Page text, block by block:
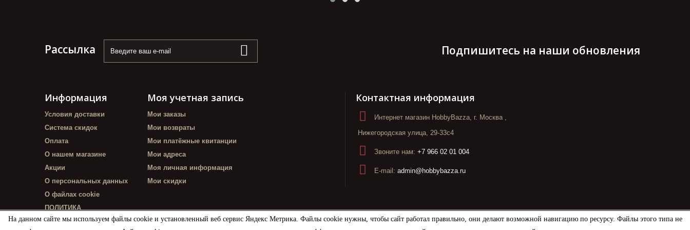
На данном сайте мы используем файлы cookie и установленный веб сервис Яндекс Метрика. Файлы cookie нужны, чтобы сайт работал правильно, они делают возможной навигацию по ресурсу. Файлы этого типа не
Рассылка Подпишитесь на наши обновления
Информация
Условия доставки
Система скидок
Оплата
О нашем магазине
Акции
О персональных данных
О файлах cookie
ПОЛИТИКА
КОНФИДЕНЦИАЛЬНОСТИ
Моя учетная запись
Мои заказы
Мои возвраты
Мои платёжные квитанции
Мои адреса
Моя личная информация
Мои скидки
Контактная информация
Интернет магазин HobbyBazza, г. Москва ,
Нижегородская улица, 29-33с4
Звоните нам: +7 966 02 01 004
E-mail: admin@hobbybazza.ru